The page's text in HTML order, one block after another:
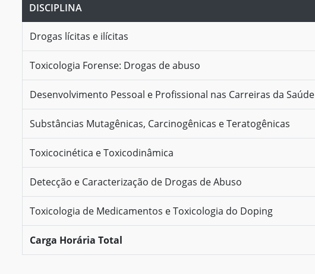
DISCIPLINA
Drogas lícitas e ilícitas
Toxicologia Forense: Drogas de abuso
Desenvolvimento Pessoal e Profissional nas Carreiras da Saúde
Substâncias Mutagênicas, Carcinogênicas e Teratogênicas
Toxicocinética e Toxicodinâmica
Detecção e Caracterização de Drogas de Abuso
Toxicologia de Medicamentos e Toxicologia do Doping
Carga Horária Total